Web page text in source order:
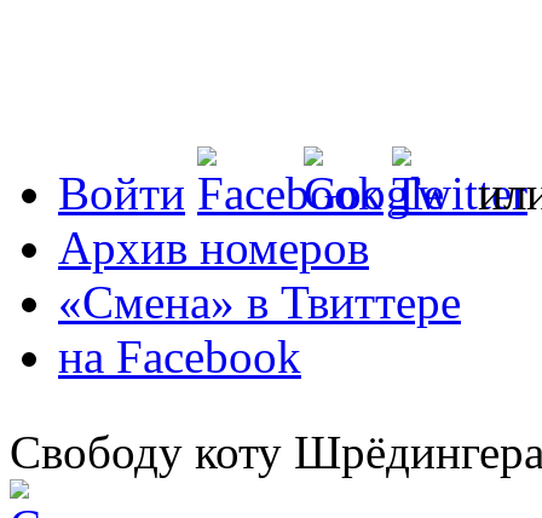
Войти
Архив номеров
«Смена» в Твиттере
на Facebook
Свободу коту